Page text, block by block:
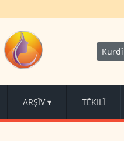
Kurdî
ARŞÎV ▾ TÊKILÎ